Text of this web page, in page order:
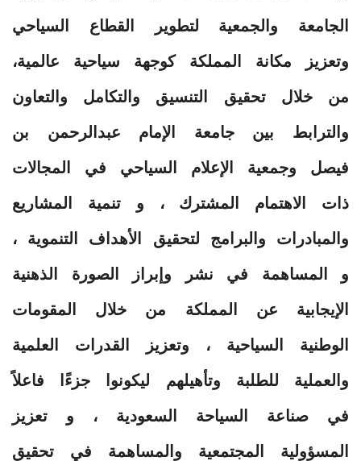
الجامعة والجمعية لتطوير القطاع السياحي
وتعزيز مكانة المملكة كوجهة سياحية عالمية،
من خلال تحقيق التنسيق والتكامل والتعاون
والترابط بين جامعة الإمام عبدالرحمن بن
فيصل وجمعية الإعلام السياحي في المجالات
ذات الاهتمام المشترك ، و تنمية المشاريع
والمبادرات والبرامج لتحقيق الأهداف التنموية ،
و المساهمة في نشر وإبراز الصورة الذهنية
الإيجابية عن المملكة من خلال المقومات
الوطنية السياحية ، وتعزيز القدرات العلمية
والعملية للطلبة وتأهيلهم ليكونوا جزءًا فاعلاً
في صناعة السياحة السعودية ، و تعزيز
المسؤولية المجتمعية والمساهمة في تحقيق